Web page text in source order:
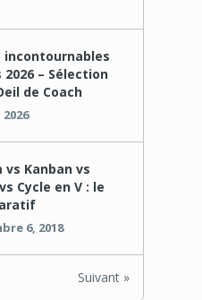
incontournables
2026 – Sélection
de Coach
vs Kanban vs
Cycle en V : le
6, 2018
Suivant »